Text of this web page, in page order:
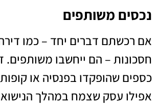
נכסים משותפים
אם רכשתם דברים יחד – כמו
חסכונות – הם ייחשבו משותפים.
כספים שהופקדו בפנסיה או
אפילו עסק שצמח במהלך